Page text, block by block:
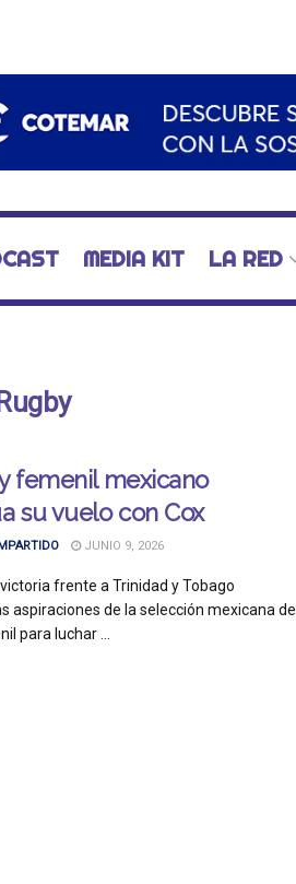
MEDIA KIT LA RED
femenil mexicano
su vuelo con Cox
JUNIO 9, 2026
frente a Trinidad y Tobago
aspiraciones de la selección mexicana de
para luchar ...